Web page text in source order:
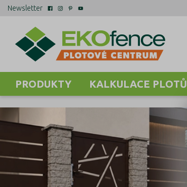
Newsletter
PRODUKTY KALKULACE PLOTŮ